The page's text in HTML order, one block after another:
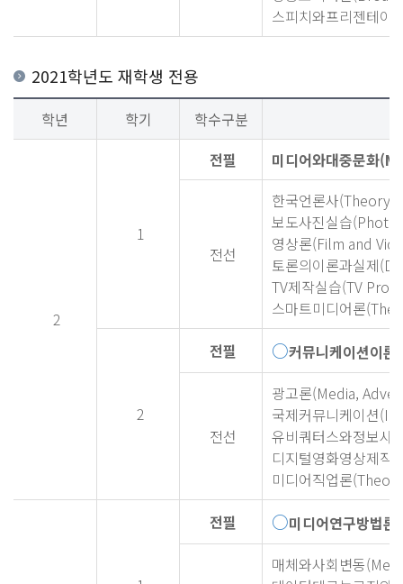
스피치와프리젠테
2021학년도 재학생 전용
학년 학기 학수구분
2
1
전필 미디어와대중문화
전선
한국언론사(Theory
보도사진실습
영상론(Film and
토론의이론과실제
TV제작실습(TV
스마트미디어론
2
전필 ○커뮤니케이션이
전선
광고론(Media,
국제커뮤니케이션
유비쿼터스와정보사
디지털영화영상제작
미디어직업론
전필 ○미디어연구방법
매체와사회변동